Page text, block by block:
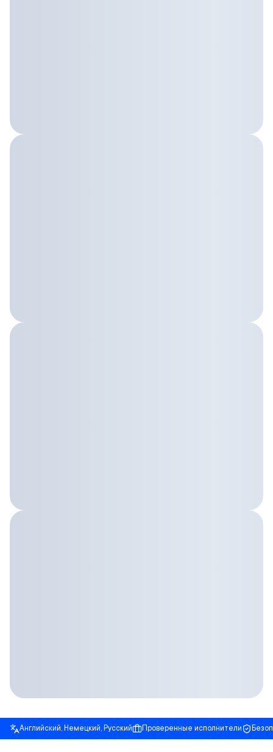
Английский, Немецкий, Русский Проверенные исполнители